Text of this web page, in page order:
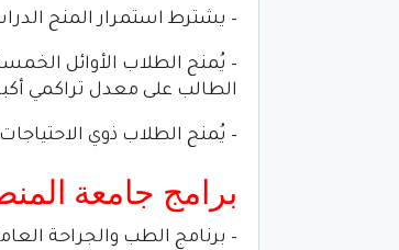
– يشترط استمرار المنح
الطالب على معدل تراكمي أكبر
– يُمنح الطلاب ذوي الاحتياجات الخاصة خصم
برامج جامعة
– برنامج الطب والجراحة